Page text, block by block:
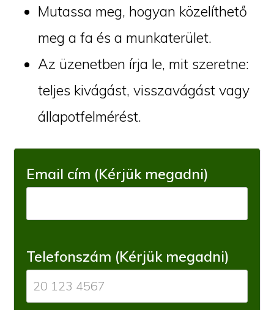
Mutassa meg, hogyan közelíthető
meg a fa és a munkaterület.
Az üzenetben írja le, mit szeretne:
teljes kivágást, visszavágást vagy
állapotfelmérést.
Email cím (Kérjük megadni)
Telefonszám (Kérjük megadni)